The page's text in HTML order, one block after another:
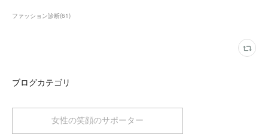
ファッション診断(61)
ブログカテゴリ
女性の笑顔のサポーター